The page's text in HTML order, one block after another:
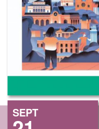
SEPT